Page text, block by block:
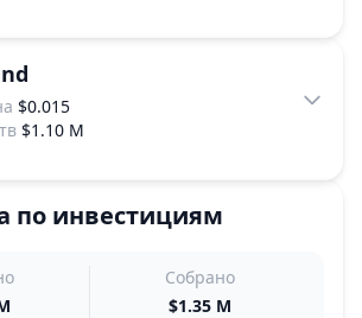
$0.015
$1.10 M
по инвестициям
Собрано
$1.35 M